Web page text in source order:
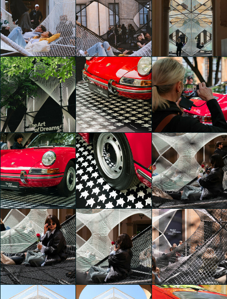
The Art of Dreams
Luna Macelloni
The Art of Dreams
Luna Macelloni
The Art of Dreams
Rosanna
Caldarella
The Art of Dreams
hazal zeynep sahin
The Art of Dreams
hazal zeynep sahin
The Art of Dreams
Marika Marcon
The Art of Dreams
Carla Palini
The Art of Dreams
Carla Palini
The Art of Dreams
Carla Palini
The Art of Dreams
Carla Palini
The Art of Dreams
Carla Palini
The Art of Dreams
Carla Palini